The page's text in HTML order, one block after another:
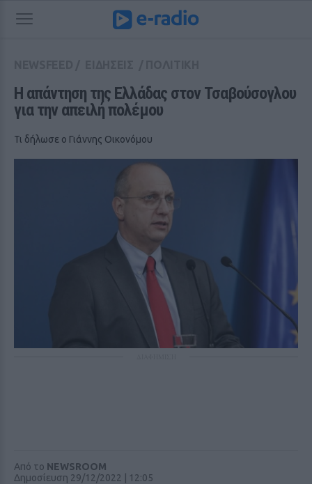
Η απάντηση της Ελλάδας στον Τσαβούσογλου
για την απειλή πολέμου
Τι δήλωσε ο Γιάννης Οικονόμου
Από το NEWSROOM
Δημοσίευση 29/12/2022 | 12:05